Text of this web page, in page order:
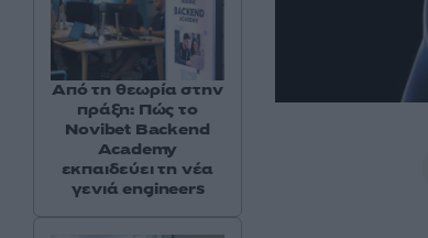
Από τη θεωρία στην
πράξη: Πώς το
Novibet Backend
Academy
εκπαιδεύει τη νέα
γενιά engineers